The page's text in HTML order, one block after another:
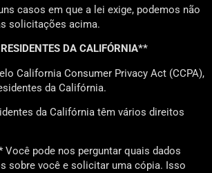
casos em que a lei exige, podemos não
solicitações acima.
DA CALIFÓRNIA**
California Consumer Privacy Act (CCPA),
da Califórnia.
da Califórnia têm vários direitos
Você pode nos perguntar quais dados
sobre você e solicitar uma cópia. Isso